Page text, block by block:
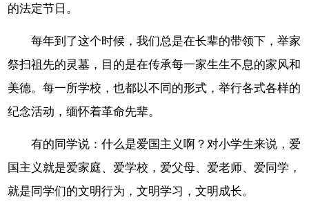
的法定节日。
每年到了这个时候，我们总是在长辈的带领下，举家
祭扫祖先的灵墓，目的是在传承每一家生生不息的家风和
美德。每一所学校，也都以不同的形式，举行各式各样的
纪念活动，缅怀着革命先辈。
有的同学说：什么是爱国主义啊？对小学生来说，爱
国主义就是爱家庭、爱学校，爱父母、爱老师、爱同学，
就是同学们的文明行为，文明学习，文明成长。